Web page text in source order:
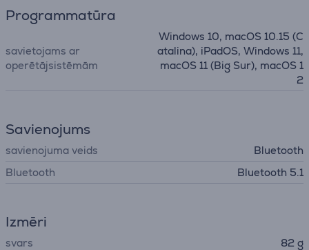
Programmatūra
savietojams ar
operētājsistēmām
Windows 10, macOS 10.15 (C
atalina), iPadOS, Windows 11,
macOS 11 (Big Sur), macOS 1
2
Savienojums
savienojuma veids
Bluetooth
Bluetooth
Bluetooth 5.1
Izmēri
svars
82 g